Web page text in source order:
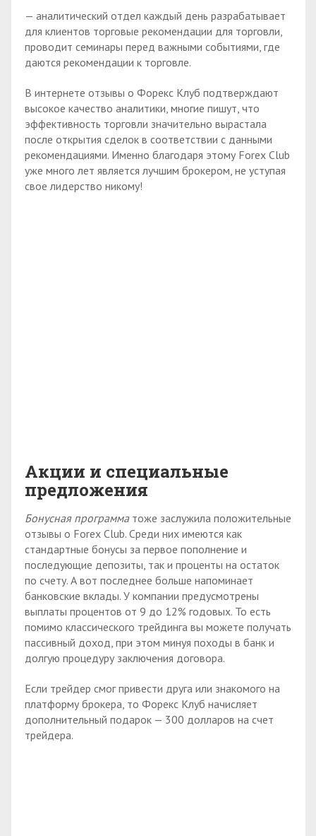
— аналитический отдел каждый день разрабатывает
для клиентов торговые рекомендации для торговли,
проводит семинары перед важными событиями, где
даются рекомендации к торговле.
В интернете отзывы о Форекс Клуб подтверждают
высокое качество аналитики, многие пишут, что
эффективность торговли значительно вырастала
после открытия сделок в соответствии с данными
рекомендациями. Именно благодаря этому Forex Club
уже много лет является лучшим брокером, не уступая
свое лидерство никому!
Акции и специальные
предложения
Бонусная программатоже заслужила положительные
отзывы о Forex Club. Среди них имеются как
стандартные бонусы за первое пополнение и
последующие депозиты, так и проценты на остаток
по счету. А вот последнее больше напоминает
банковские вклады. У компании предусмотрены
выплаты процентов от 9 до 12% годовых. То есть
помимо классического трейдинга вы можете получать
пассивный доход, при этом минуя походы в банк и
долгую процедуру заключения договора.
Если трейдер смог привести друга или знакомого на
платформу брокера, то Форекс Клуб начисляет
дополнительный подарок — 300 долларов на счет
трейдера.